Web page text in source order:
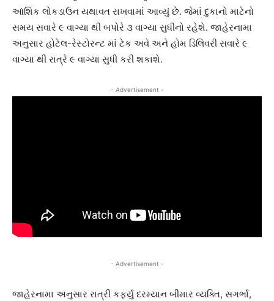
આંશિક લોકડાઉન યથાવત રાખવામાં આવ્યું છે. જેમાં દુકાનો માટેનો
સમય સવારે ૯ વાગ્યા થી બપોરે ૩ વાગ્યા સુધીનો રહેશે. જાહેરનામા
અનુસાર હોટેલ-રેસ્ટોરન્ટ માં ટેક અવે અને હોમ ડિલિવરી સવારે ૯
વાગ્યા થી રાત્રે ૯ વાગ્યા સુધી કરી શકાશે.
- Advertisement -
- Advertisement -
જાહેરનામા અનુસાર રાત્રી કર્ફ્યુ દરમ્યાન બીમાર વ્યક્તિ, સગર્ભા,